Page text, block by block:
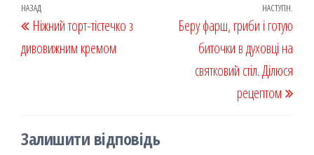
k on ис
Навігація
записів
Попередній
запис
НАЗАД
Ніжний торт-тістечко з
дивовижним кремом
НАСТУПН.
Беру фарш, гриби і готую
биточки в духовці на
святковий стіл. Ділюся
рецептом
Залишити відповідь